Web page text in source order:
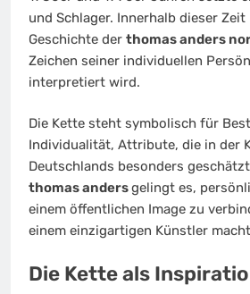
und Schlager. Innerhalb dieser
Geschichte der thomas anders
Zeichen seiner individuellen
interpretiert wird.
Die Kette steht symbolisch für
Individualität, Attribute, die in der
Deutschlands besonders
thomas andersgelingt es,
einem öffentlichen Image zu
einem einzigartigen Künstler
Die Kette als